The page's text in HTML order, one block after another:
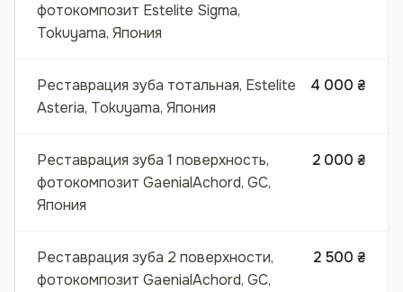
фотокомпозит Estelite Sigma,
Tokuyama, Япония
Реставрация зуба тотальная, Estelite
Asteria, Tokuyama, Япония
4 000 ₴
Реставрация зуба 1 поверхность,
фотокомпозит GaenialAchord, GC,
Япония
2 000 ₴
Реставрация зуба 2 поверхности,
фотокомпозит GaenialAchord, GC,
2 500 ₴